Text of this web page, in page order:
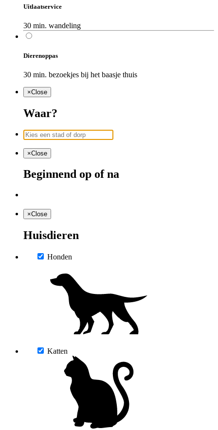
Uitlaatservice
30 min. wandeling
Dierenoppas
30 min. bezoekjes bij het baasje thuis
×Close
Waar?
×Close
Beginnend op of na
×Close
Huisdieren
Honden
Katten